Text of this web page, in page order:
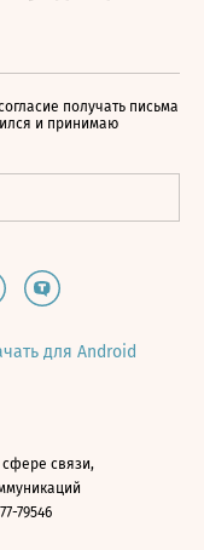
получать письма
и принимаю
для Android
связи,
79546